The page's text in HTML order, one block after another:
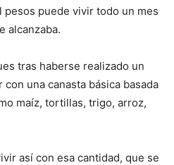
pesos puede vivir todo un mes
alcanzaba.
tras haberse realizado un
una canasta básica basada
maíz, tortillas, trigo, arroz,
así con esa cantidad, que se